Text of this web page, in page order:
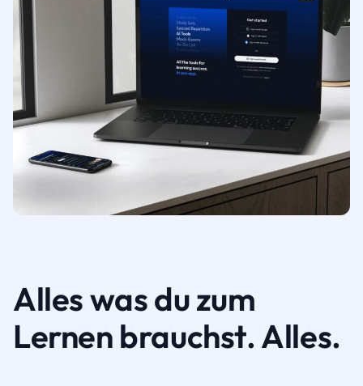
Alles was du zum
Lernen brauchst. Alles.